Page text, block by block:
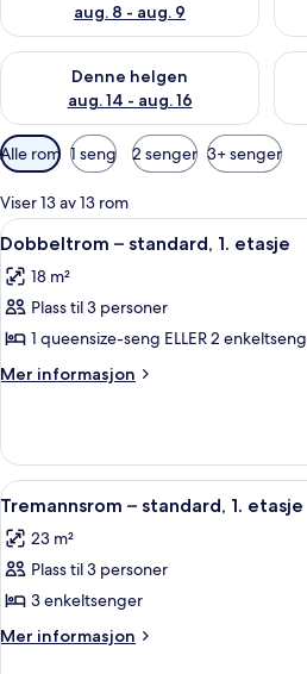
aug. 8 - aug. 9
Denne helgen
aug. 14 - aug. 16
Sjekk tilgjengelighet for denne
Tilgjengelige
filtre
for
rom
Alle rom 1 seng 2 senger 3+ senger
Viser 13 av 13 rom
Åpne
alle
bildene
av
Dobbeltrom
–
etasje
3
Dobbeltrom – standard, 1. etasje
18 m²
Plass til 3 personer
1 queensize-seng ELLER 2
Mer informasjon
Mer
–
standard,
1.
Åpne
alle
bildene
av
Tremannsrom
–
4
Tremannsrom – standard, 1. etasje
23 m²
Plass til 3 personer
3 enkeltsenger
Mer informasjon
Mer